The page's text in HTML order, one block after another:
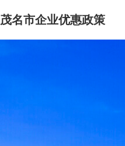
茂名市企业优惠政策